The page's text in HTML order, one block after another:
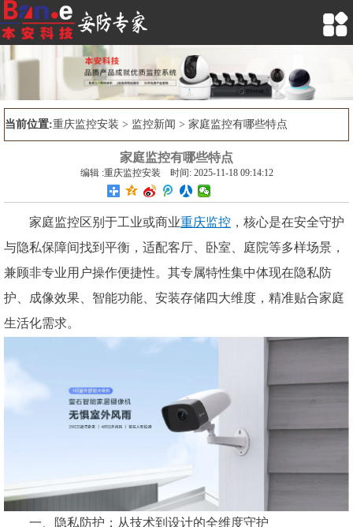

当前位置:重庆监控安装 > 监控新闻 > 家庭监控有哪些特点
家庭监控有哪些特点
编辑 :重庆监控安装 时间: 2025-11-18 09:14:12
家庭监控区别于工业或商业重庆监控 ，核心是在安全守护
与隐私保障间找到平衡，适配客厅、卧室、庭院等多样场景，
兼顾非专业用户操作便捷性。其专属特性集中体现在隐私防
护、成像效果、智能功能、安装存储四大维度，精准贴合家庭
生活化需求。
一、隐私防护：从技术到设计的全维度守护